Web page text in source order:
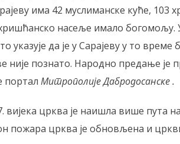
има 42 муслиманске куће,
хришћанско насеље имало
указује да је у Сарајеву у то
није познато. Народно предање је
портал Митрополије Дабродосанске .
вијека црква је наишла више пута
пожара црква је обновљена и